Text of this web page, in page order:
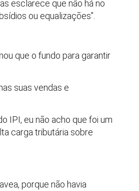
esclarece que não há no
ou equalizações”.
que o fundo para garantir
suas vendas e
IPI, eu não acho que foi um
carga tributária sobre
porque não havia